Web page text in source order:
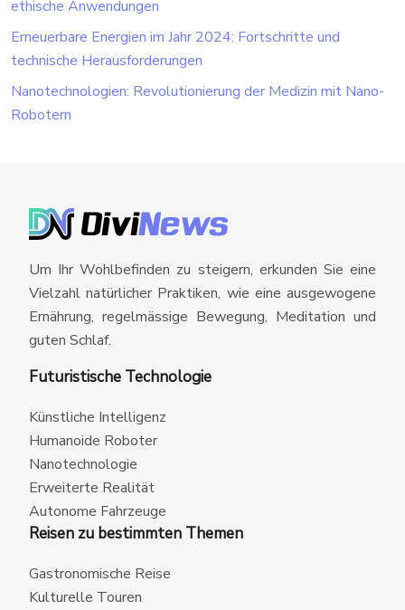
ethische Anwendungen
Erneuerbare Energien im Jahr 2024: Fortschritte und
technische Herausforderungen
Nanotechnologien: Revolutionierung der Medizin mit Nano-
Robotern
Um Ihr Wohlbefinden zu steigern, erkunden Sie eine
Vielzahl natürlicher Praktiken, wie eine ausgewogene
Ernährung, regelmässige Bewegung, Meditation und
guten Schlaf.
Futuristische Technologie
Künstliche Intelligenz
Humanoide Roboter
Nanotechnologie
Erweiterte Realität
Autonome Fahrzeuge
Reisen zu bestimmten Themen
Gastronomische Reise
Kulturelle Touren